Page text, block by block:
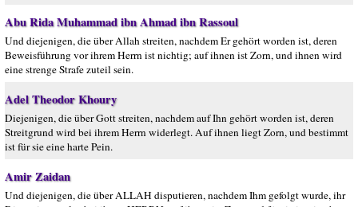
Abu Rida Muhammad ibn Ahmad ibn Rassoul
Und diejenigen, die über Allah streiten, nachdem Er gehört worden ist, deren
Beweisführung vor ihrem Herrn ist nichtig; auf ihnen ist Zorn, und ihnen wird
eine strenge Strafe zuteil sein.
Adel Theodor Khoury
Diejenigen, die über Gott streiten, nachdem auf Ihn gehört worden ist, deren
Streitgrund wird bei ihrem Herrn widerlegt. Auf ihnen liegt Zorn, und bestimmt
ist für sie eine harte Pein.
Amir Zaidan
Und diejenigen, die über ALLAH disputieren, nachdem Ihm gefolgt wurde, ihr